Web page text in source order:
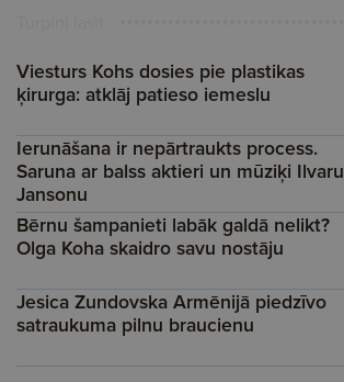
Viesturs Kohs dosies pie plastikas
ķirurga: atklāj patieso iemeslu
Ierunāšana ir nepārtraukts process.
Saruna ar balss aktieri un mūziķi Ilvaru
Jansonu
Bērnu šampanieti labāk galdā nelikt?
Olga Koha skaidro savu nostāju
Jesica Zundovska Armēnijā piedzīvo
satraukuma pilnu braucienu